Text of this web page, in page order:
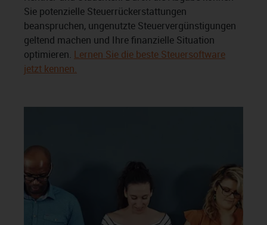
Sie potenzielle Steuerrückerstattungen
beanspruchen, ungenutzte Steuervergünstigungen
geltend machen und Ihre finanzielle Situation
optimieren. Lernen Sie die beste Steuersoftware
jetzt kennen.